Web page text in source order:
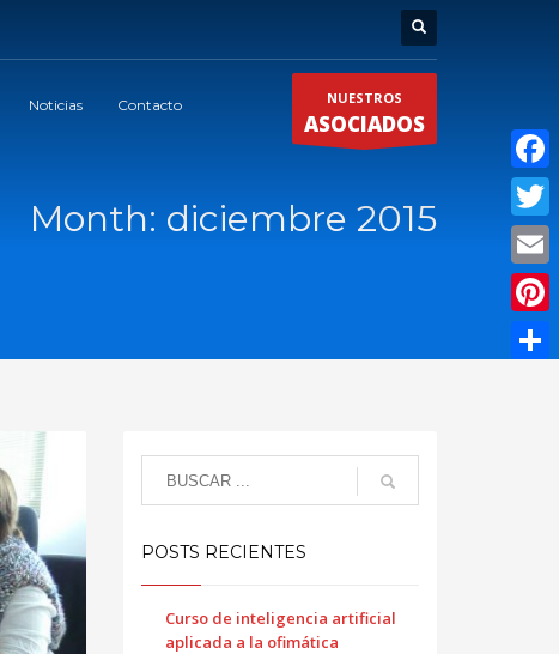
Noticias Contacto NUESTROS
ASOCIADOS
Month: diciembre 2015
POSTS RECIENTES
Curso de inteligencia artificial
aplicada a la ofimática
Twitter
Email